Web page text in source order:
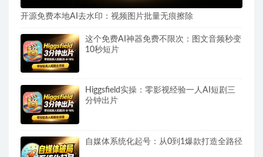
开源免费本地AI去水印：视频图片批量无痕擦除
这个免费AI神器免费不限次：图文音频秒变
10秒短片
Higgsfield实操：零影视经验一人AI短剧三
分钟出片
自媒体系统化起号：从0到1爆款打造全路径